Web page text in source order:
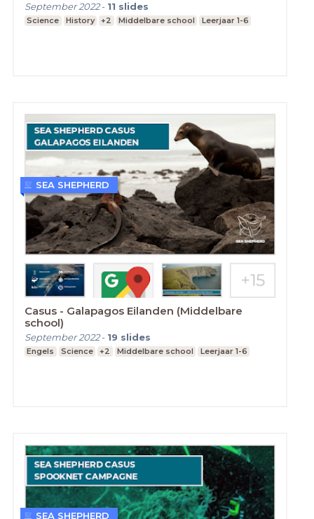
September 2022- 11 slides
Science History +2 Middelbare school Leerjaar 1-6
Casus - Galapagos Eilanden (Middelbare
school)
September 2022- 19 slides
Engels Science +2 Middelbare school Leerjaar 1-6
SEA SHEPHERD
SEA SHEPHERD